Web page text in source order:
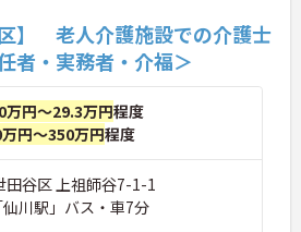
務効率化で心身の負担を軽
音声記録システムを導入し
らしています
業務の時間が短縮され余裕
待できます
度を活用して着実なキャリ
全額法人負担で受講でき
ています
区】 老人介護施設での介護士
者・実務者・介福＞
万円～29.3万円程度
円～350万円程度
田谷区 上祖師谷7-1-1
川駅」バス・車7分